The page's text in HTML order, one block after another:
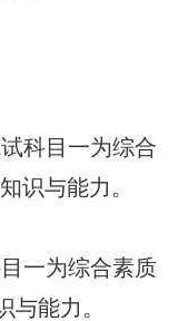
科目一为综合
识与能力。
一为综合素质
与能力。